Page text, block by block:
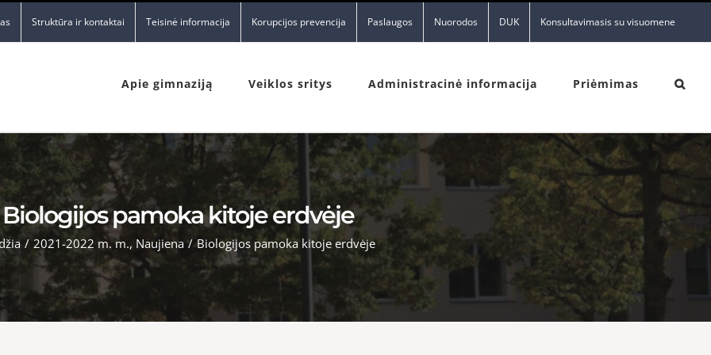
Struktūra ir kontaktai Teisinė informacija Korupcijos prevencija Paslaugos Nuorodos DUK Konsultavimasis su visuomene
Apie gimnaziją Veiklos sritys Administracinė informacija Priėmimas
Biologijos pamoka kitoje erdvėje
/ 2021-2022 m. m., Naujiena / Biologijos pamoka kitoje erdvėje